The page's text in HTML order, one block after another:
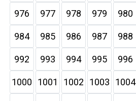
976 977 978 979 980
984 985 986 987 988
992 993 994 995 996
1000 1001 1002 1003 1004